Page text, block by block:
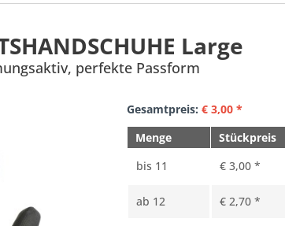
Large
perfekte Passform
Gesamtpreis:€3,00 *
Menge
Stückpreis
bis 11 € 3,00 *
ab 12 € 2,70 *